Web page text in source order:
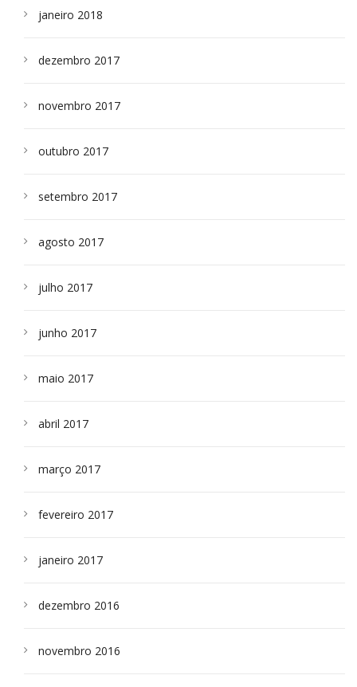
janeiro 2018
dezembro 2017
novembro 2017
outubro 2017
setembro 2017
agosto 2017
julho 2017
junho 2017
maio 2017
abril 2017
março 2017
fevereiro 2017
janeiro 2017
dezembro 2016
novembro 2016